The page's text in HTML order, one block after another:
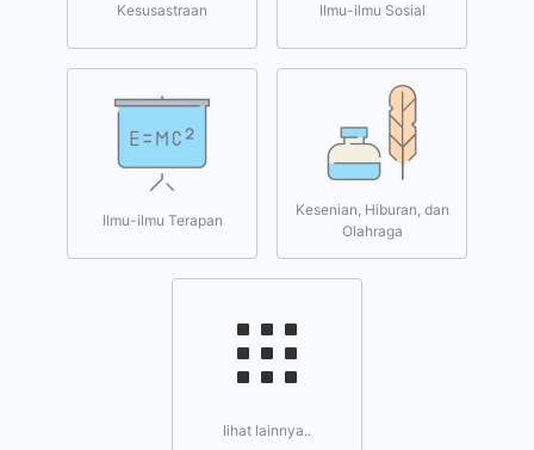
Kesusastraan Ilmu-ilmu Sosial
Ilmu-ilmu Terapan
Kesenian, Hiburan, dan
Olahraga
lihat lainnya..